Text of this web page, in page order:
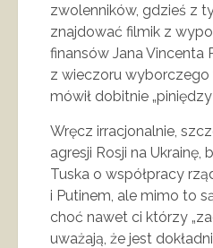
zwolenników, gdzieś z
znajdować filmik z
finansów Jana Vincenta
z wieczoru wyborczego
mówił dobitnie
Wręcz irracjonalnie,
agresji Rosji na Ukrainę,
Tuska o współpracy
i Putinem, ale mimo to
choć nawet ci którzy
uważają, że jest